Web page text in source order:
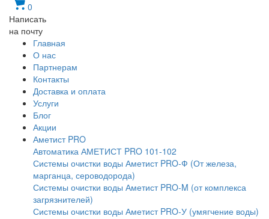
0
Написать
на почту
Главная
О нас
Партнерам
Контакты
Доставка и оплата
Услуги
Блог
Акции
Аметист PRO
Автоматика АМЕТИСТ PRO 101-102
Системы очистки воды Аметист PRO-Ф (От железа,
марганца, сероводорода)
Системы очистки воды Аметист PRO-M (от комплекса
загрязнителей)
Системы очистки воды Аметист PRO-У (умягчение воды)